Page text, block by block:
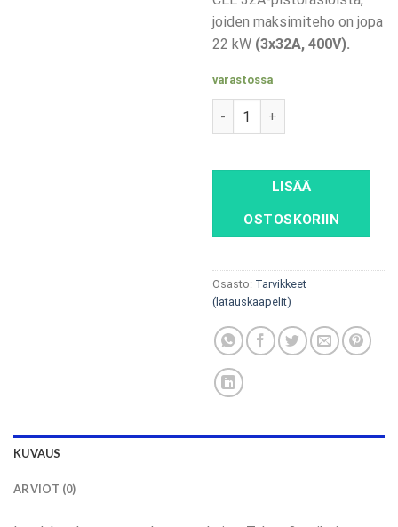
joiden maksimiteho on jopa
22 kW (3x32A, 400V).
varastossa
kannettava laturi DISPLAY-
LISÄÄ
OSTOSKORIIN
Osasto: Tarvikkeet
(latauskaapelit)
KUVAUS
ARVIOT (0)